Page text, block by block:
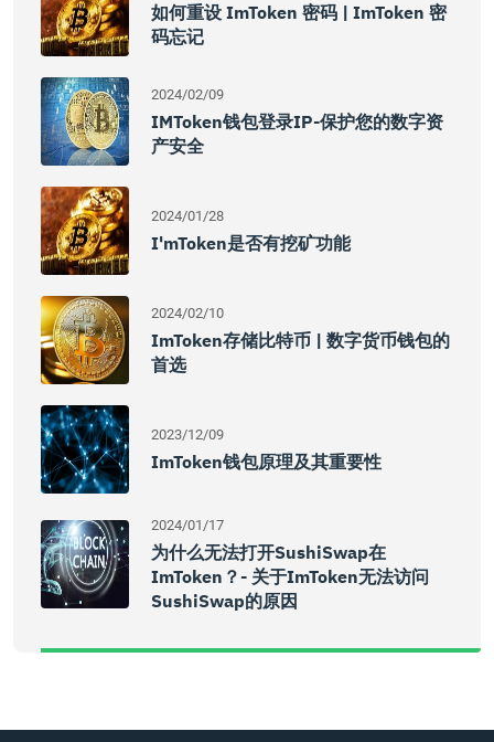
如何重设 ImToken 密码 | ImToken 密
码忘记
2024/02/09
IMToken钱包登录IP-保护您的数字资
产安全
2024/01/28
I'mToken是否有挖矿功能
2024/02/10
ImToken存储比特币 | 数字货币钱包的
首选
2023/12/09
ImToken钱包原理及其重要性
2024/01/17
为什么无法打开SushiSwap在
ImToken？- 关于imToken无法访问
SushiSwap的原因